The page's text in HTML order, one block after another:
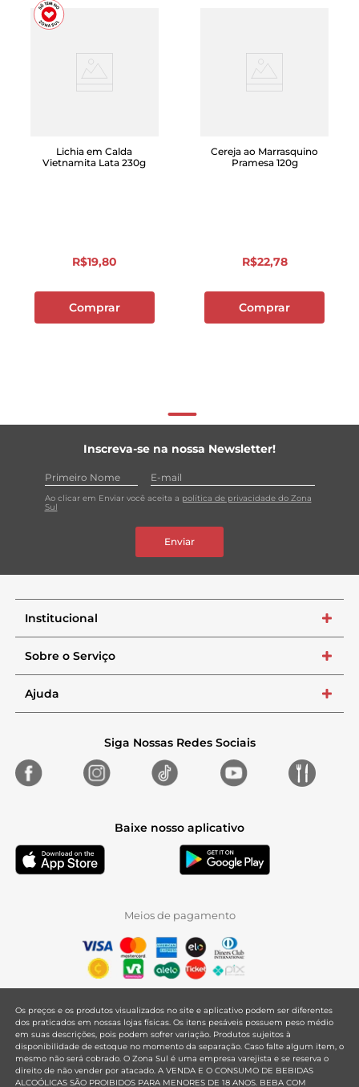
Lichia em Calda
Vietnamita Lata 230g
R$19,80
Comprar
Cereja ao Marrasquino
Pramesa 120g
R$22,78
Comprar
Inscreva-se na nossa Newsletter!
Ao clicar em Enviar você aceita a política de privacidade do Zona
Sul
Enviar
Institucional +
Sobre o Serviço +
Ajuda +
Siga Nossas Redes Sociais
Baixe nosso aplicativo
Meios de pagamento
Os preços e os produtos visualizados no site e aplicativo podem ser diferentes
dos praticados em nossas lojas físicas. Os itens pesáveis possuem peso médio
em suas descrições, pois podem sofrer variação. Produtos sujeitos à
disponibilidade de estoque no momento da separação. Caso falte algum item, o
mesmo não será cobrado. O Zona Sul é uma empresa varejista e se reserva o
direito de não vender por atacado. A VENDA E O CONSUMO DE BEBIDAS
ALCOÓLICAS SÃO PROIBIDOS PARA MENORES DE 18 ANOS. BEBA COM